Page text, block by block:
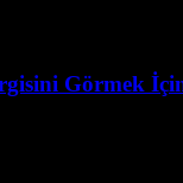
Görmek